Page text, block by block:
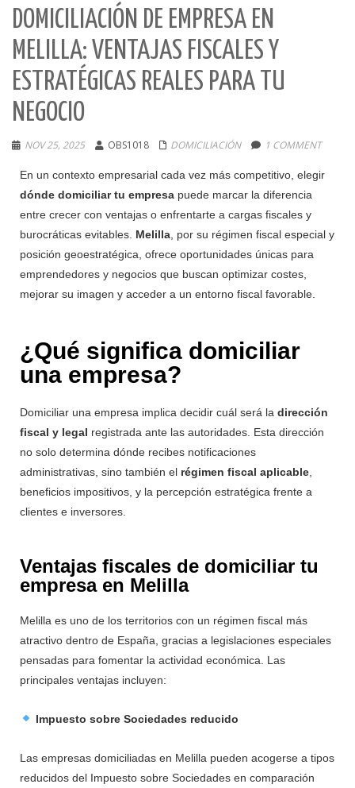
DOMICILIACIÓN DE EMPRESA EN
MELILLA: VENTAJAS FISCALES Y
ESTRATÉGICAS REALES PARA TU
NEGOCIO
NOV 25, 2025 OBS1018 DOMICILIACIÓN 1 COMMENT
En un contexto empresarial cada vez más competitivo, elegir
dónde domiciliar tu empresa puede marcar la diferencia
entre crecer con ventajas o enfrentarte a cargas fiscales y
burocráticas evitables. Melilla , por su régimen fiscal especial y
posición geoestratégica, ofrece oportunidades únicas para
emprendedores y negocios que buscan optimizar costes,
mejorar su imagen y acceder a un entorno fiscal favorable.
¿Qué significa domiciliar
una empresa?
Domiciliar una empresa implica decidir cuál será la dirección
fiscal y legal registrada ante las autoridades. Esta dirección
no solo determina dónde recibes notificaciones
administrativas, sino también el régimen fiscal aplicable
beneficios impositivos, y la percepción estratégica frente a
clientes e inversores.
Ventajas fiscales de domiciliar tu
empresa en Melilla
Melilla es uno de los territorios con un régimen fiscal más
atractivo dentro de España, gracias a legislaciones especiales
pensadas para fomentar la actividad económica. Las
principales ventajas incluyen:
Impuesto sobre Sociedades reducido
Las empresas domiciliadas en Melilla pueden acogerse a tipos
reducidos del Impuesto sobre Sociedades en comparación